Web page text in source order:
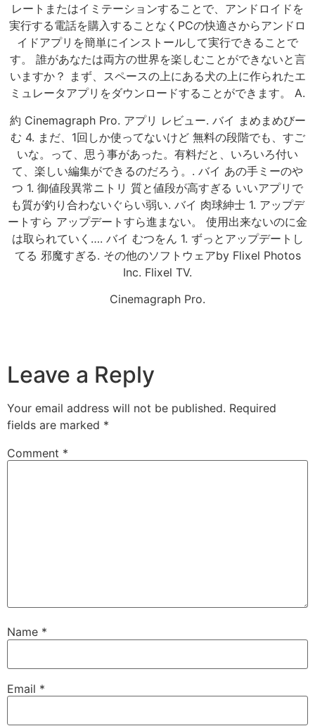
レートまたはイミテーションすることで、アンドロイドを
実行する電話を購入することなくPCの快適さからアンドロ
イドアプリを簡単にインストールして実行できることで
す。 誰があなたは両方の世界を楽しむことができないと言
いますか？ まず、スペースの上にある犬の上に作られたエ
ミュレータアプリをダウンロードすることができます。 A.
約 Cinemagraph Pro. アプリ レビュー. バイ まめまめびー
む 4. まだ、1回しか使ってないけど 無料の段階でも、すご
いな。って、思う事があった。有料だと、いろいろ付い
て、楽しい編集ができるのだろう。. バイ あの手ミーのや
つ 1. 御値段異常ニトリ 質と値段が高すぎる いいアプリで
も質が釣り合わないぐらい弱い. バイ 肉球紳士 1. アップデ
ートすら アップデートすら進まない。 使用出来ないのに金
は取られていく…. バイ むつをん 1. ずっとアップデートし
てる 邪魔すぎる. その他のソフトウェアby Flixel Photos
Inc. Flixel TV.
Cinemagraph Pro.
Leave a Reply
Your email address will not be published. Required
fields are marked *
Comment *
Name *
Email *